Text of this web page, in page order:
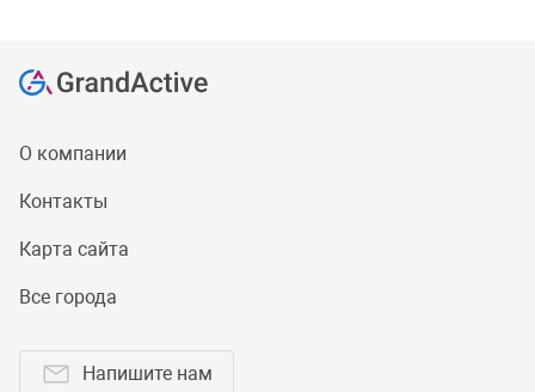
О компании
Контакты
Карта сайта
Все города
Напишите нам